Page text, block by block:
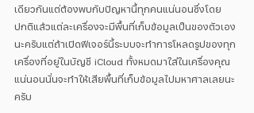
เดียวกันแต่ต้องพบกับปัญหานี้ทุกคนแน่นอนซึ่งโดย
ปกติแล้วแต่ละเครื่องจะมีพื้นที่เก็บข้อมูลเป็นของตัวเอง
นะครับแต่ถ้าเปิดฟีเจอร์นี้ระบบจะทำการโหลดรูปของทุก
เครื่องที่อยู่ในบัญชี iCloud ทั้งหมดมาใส่ในเครื่องคุณ
แน่นอนนั่นจะทำให้เสียพื้นที่เก็บข้อมูลไปมหาศาลเลยนะ
ครับ